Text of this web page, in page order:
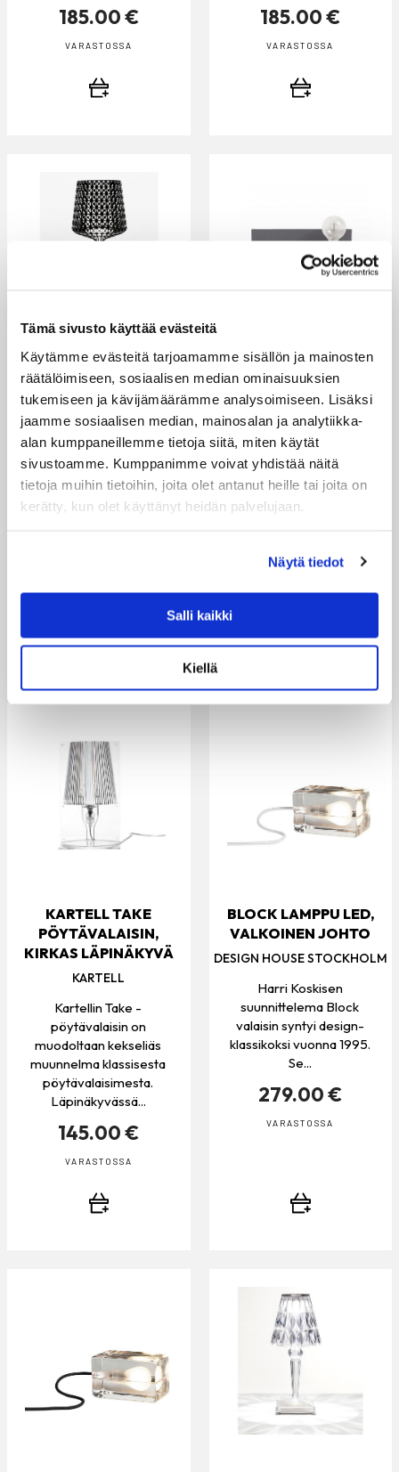
Tämä sivusto käyttää evästeitä
Käytämme evästeitä tarjoamamme sisällön ja mainosten
räätälöimiseen, sosiaalisen median ominaisuuksien
tukemiseen ja kävijämäärämme analysoimiseen. Lisäksi
jaamme sosiaalisen median, mainosalan ja analytiikka-
alan kumppaneillemme tietoja siitä, miten käytät
sivustoamme. Kumppanimme voivat yhdistää näitä
tietoja muihin tietoihin, joita olet antanut heille tai joita on
kerätty, kun olet käyttänyt heidän palvelujaan.
Näytä tiedot
Salli kaikki
Kiellä
185.00 €
VARASTOSSA
185.00 €
VARASTOSSA
KARTELL MINI KABUKI
VALAISIN, MUSTA
KARTELL
Suunnittelija: Ferruccio
Laviani Materiaali: New
polycarbonate 2.0 Koko:
70cm, Ø...
MUUBS
SEINÄVALAISIN JA
HYLLY FLASH,
HARMAA
MUUBS
Muubsin kekseliäs
valaisin & hylly sellaiseen
kohtaan, jossa tarvitset
89.00 €
VARASTOSSA
KARTELL TAKE
PÖYTÄVALAISIN,
KIRKAS LÄPINÄKYVÄ
KARTELL
Kartellin Take -
pöytävalaisin on
muodoltaan kekseliäs
muunnelma klassisesta
pöytävalaisimesta.
Läpinäkyvässä...
145.00 €
VARASTOSSA
BLOCK LAMPPU LED,
VALKOINEN JOHTO
DESIGN HOUSE STOCKHOLM
Harri Koskisen
suunnittelema Block
valaisin syntyi design-
klassikoksi vuonna 1995.
Se...
279.00 €
VARASTOSSA